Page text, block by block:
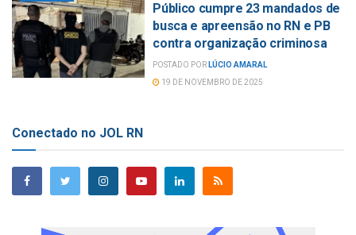
Público cumpre 23 mandados de
busca e apreensão no RN e PB
contra organização criminosa
POSTADO POR LÚCIO AMARAL
19 DE NOVEMBRO DE 2025
Conectado no JOL RN